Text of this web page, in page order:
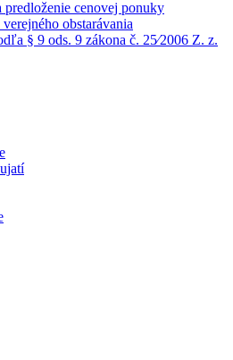
predloženie cenovej ponuky
verejného obstarávania
§ 9 ods. 9 zákona č. 25⁄2006 Z. z.